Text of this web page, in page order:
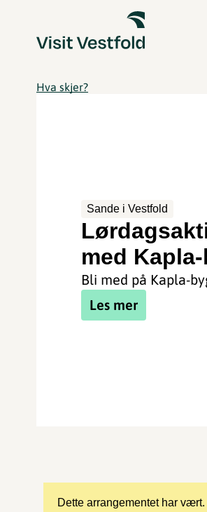
Hva skjer?
Sande i Vestfold
med
Bli med på Kapla-
Les mer
Dette arrangementet har vært.